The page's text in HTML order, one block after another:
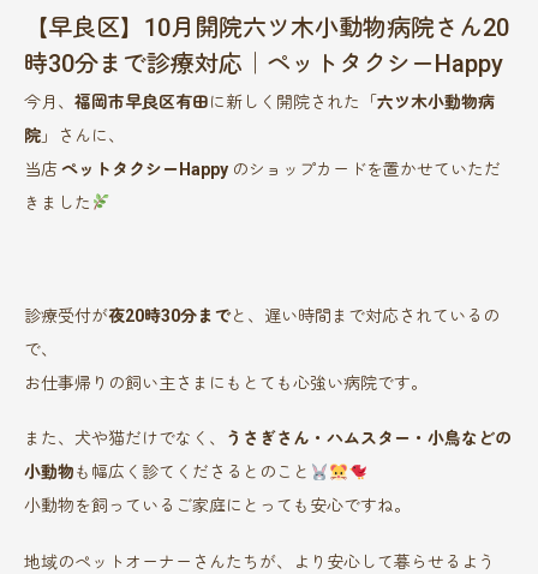
【早良区】10月開院六ツ木小動物病院さん20
時30分まで診療対応｜ペットタクシーHappy
今月、 福岡市早良区有田に新しく開院された「 六ツ木小動物病
院 」さんに、
当店 ペットタクシーHappy のショップカードを置かせていただ
きました
診療受付が夜20時30分までと、遅い時間まで対応されているの
で、
お仕事帰りの飼い主さまにもとても心強い病院です。
また、犬や猫だけでなく、
うさぎさん・ハムスター・小鳥などの
小動物も幅広く診てくださるとのこと
小動物を飼っているご家庭にとっても安心ですね。
地域のペットオーナーさんたちが、より安心して暮らせるよう